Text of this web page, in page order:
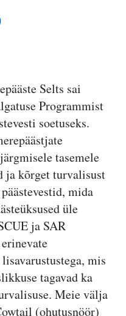
Selts sai
Programmist
soetuseks.
tasemele
ja kõrget turvalisust
mida
üle
ja SAR
mis
tagavad ka
Meie välja
(ohutusnöör)